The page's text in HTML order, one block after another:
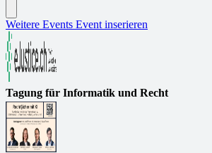
Weitere Events Event inserieren
Tagung für Informatik und Recht